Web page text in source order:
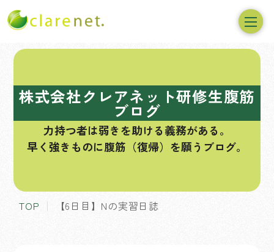
株式会社クレアネット研修生腹筋
ブログ
力持つ者は弱きを助ける義務がある。
早く強きものに腹筋（復帰）を願うブログ。
TOP 【6日目】Nの実習日誌